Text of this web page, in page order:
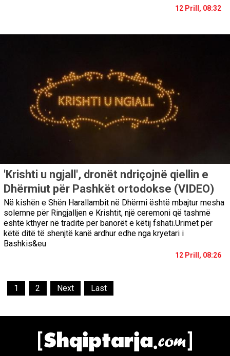
12 Prill, 08:32
'Krishti u ngjall', dronët ndriçojnë qiellin e
Dhërmiut për Pashkët ortodokse (VIDEO)
Në kishën e Shën Harallambit në Dhërmi është mbajtur mesha
solemne për Ringjalljen e Krishtit, një ceremoni që tashmë
është kthyer në traditë për banorët e këtij fshati.Urimet për
këtë ditë të shenjtë kanë ardhur edhe nga kryetari i
Bashkis&eu
12 Prill, 08:26
1 2 Next Last